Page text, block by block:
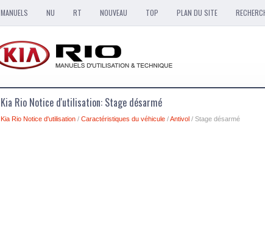
MANUELS NU RT NOUVEAU TOP PLAN DU SITE
Kia Rio Notice d'utilisation: Stage désarmé
Kia Rio Notice d'utilisation / Caractéristiques du véhicule /Antivol / Stage désarmé